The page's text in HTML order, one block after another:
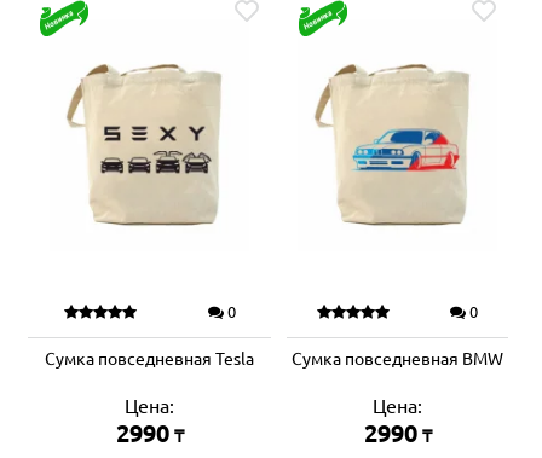
0
Сумка повседневная Tesla
Цена:
2990 ₸
0
Сумка повседневная BMW
Цена:
2990 ₸